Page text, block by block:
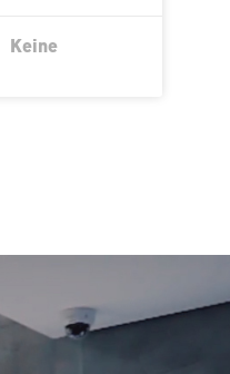
Keine